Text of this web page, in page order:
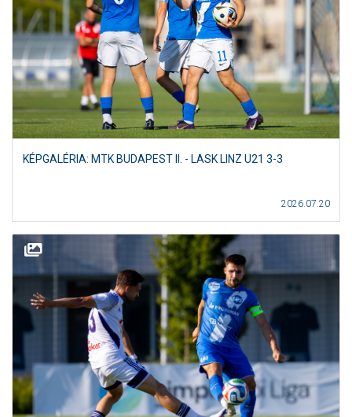
KÉPGALÉRIA: MTK BUDAPEST II. - LASK LINZ U21 3-3
2026.07.20